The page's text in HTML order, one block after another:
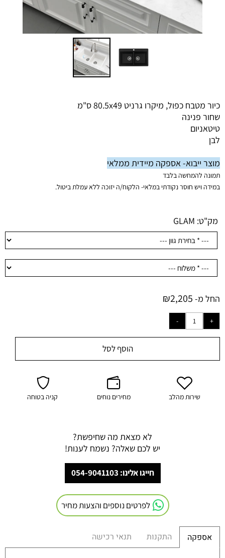
כיור מטבח כפול, מיקרו גרניט 80.5x49 ס"מ
שחור פנינה
טיטאניום
לבן
מוצר ייבוא- אספקה מיידית ממלאי
תמונה להמחשה בלבד
במידה ויש חוסר נקודתי במלאי- הלקוח/ה יזוכה ללא עמלת ביטול.
מק"ט: GLAM
החל מ- ₪2,205
הוסף לסל
שירות מהלב מחירים נוחים קניה בטוחה
לא מצאת מה שחיפשת?
יש לכם שאלה? נשמח לענות!
חייגו אלינו: 054-9041103
לפרטים נוספים והצעות מחיר
אספקה התקנות תנאי רכישה